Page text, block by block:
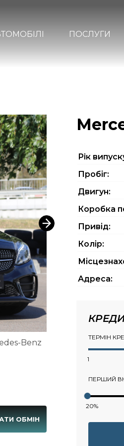
ПОСЛУГИ
ОБМІН
Рiк
Пробіг:
Двигун:
Коробка
Привід:
Колір:
Адреса:
ТЕРМІН
1
ПЕРШИЙ
20%